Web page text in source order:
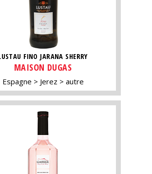
FINO JARANA SHERRY
MAISON DUGAS
Espagne Jerez autre